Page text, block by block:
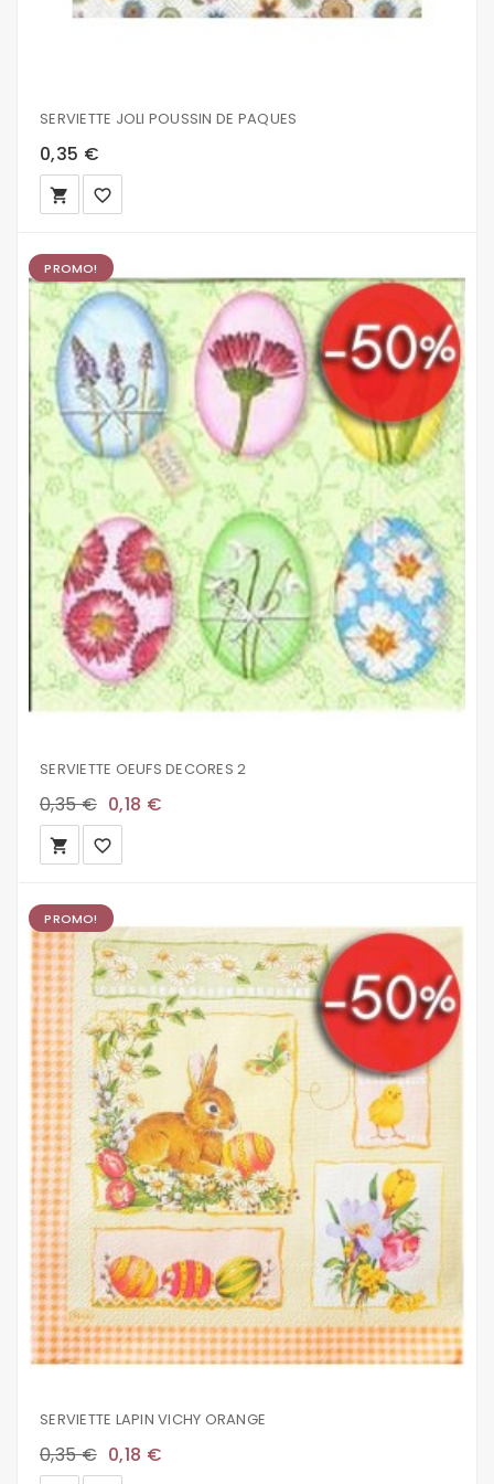
SERVIETTE JOLI POUSSIN DE PAQUES
0,35 €
local_grocery_store favorite_border
PROMO!
SERVIETTE OEUFS DECORES 2
0,35 € 0,18 €
local_grocery_store favorite_border
PROMO!
SERVIETTE LAPIN VICHY ORANGE
0,35 € 0,18 €